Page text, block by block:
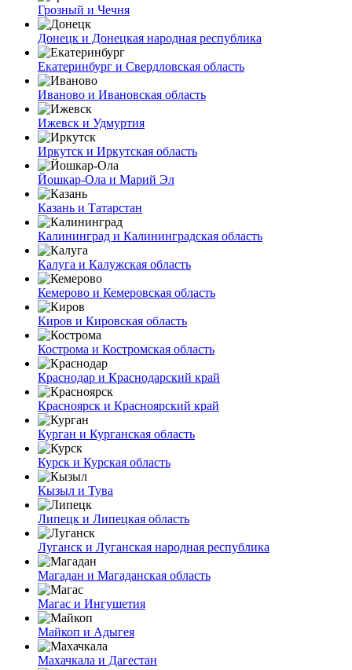
Грозный и Чечня
Донецк и Донецкая народная республика
Екатеринбург и Свердловская область
Иваново и Ивановская область
Ижевск и Удмуртия
Иркутск и Иркутская область
Йошкар-Ола и Марий Эл
Казань и Татарстан
Калининград и Калининградская область
Калуга и Калужская область
Кемерово и Кемеровская область
Киров и Кировская область
Кострома и Костромская область
Краснодар и Краснодарский край
Красноярск и Красноярский край
Курган и Курганская область
Курск и Курская область
Кызыл и Тува
Липецк и Липецкая область
Луганск и Луганская народная республика
Магадан и Магаданская область
Магас и Ингушетия
Майкоп и Адыгея
Махачкала и Дагестан